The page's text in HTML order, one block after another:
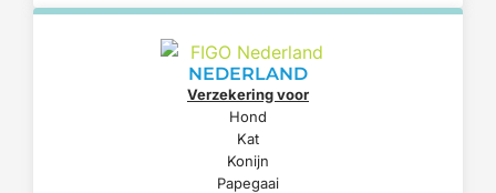
NEDERLAND
Verzekering voor
Hond
Kat
Konijn
Papegaai